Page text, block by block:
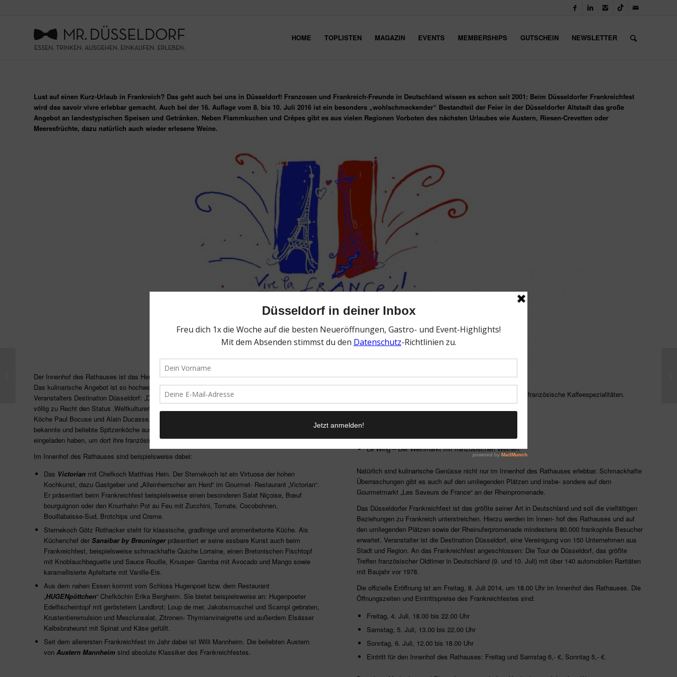
HOME TOPLISTEN MAGAZIN EVENTS MEMBERSHIPS GUTSCHEIN NEWSLETTER
Lust auf einen Kurz-Urlaub in Frankreich? Das geht auch bei uns in Düsseldorf! Franzosen und Frankreich-Freunde in Deutschland wissen es schon seit 2001: Beim Düsseldorfer Frankreichfest
wird das savoir vivre erlebbar gemacht. Auch bei der 16. Auflage vom 8. bis 10. Juli 2016 ist ein besonders „wohlschmeckender“ Bestandteil der Feier in der Düsseldorfer Altstadt das große
Angebot an landestypischen Speisen und Getränken. Neben Flammkuchen und Crêpes gibt es aus vielen Regionen Vorboten des nächsten Urlaubes wie Austern, Riesen-Crevetten oder
Meeresfrüchte, dazu natürlich auch wieder erlesene Weine.
Der Innenhof des Rathauses ist das Herz des Festes. Hier gibt es auch das Bühnenprogramm.
Das kulinarische Angebot ist so hochwertig wie noch nie. Boris Neisser aus dem Vorstand des
Veranstalters Destination Düsseldorf: „Die französische Küche hat von der UNESCO im Jahr 2010
völlig zu Recht den Status ‚Weltkulturerbe‘ erhalten. Das war damals eine Initiative der berühmten
Köche Paul Bocuse und Alain Ducasse. Dieses Weltkulturerbe wollen wir ehren, indem wir
bekannte und beliebte Spitzenköche aus der Region Düsseldorf in den Innenhof des Rathauses
eingeladen haben, um dort ihre französischen Spezialitäten zu präsentieren!“
Im Innenhof des Rathauses sind beispielsweise dabei:
Das Victorian mit Chefkoch Matthias Hein. Der Sternekoch ist ein Virtuose der hohen
Kochkunst, dazu Gastgeber und „Alleinherrscher am Herd“ im Gourmet- Restaurant „Victorian“.
Er präsentiert beim Frankreichfest beispielsweise einen besonderen Salat Niçoise, Bœuf
bourguignon oder den Knurrhahn Pot au Feu mit Zucchini, Tomate, Cocobohnen,
Bouillabaisse-Sud, Brotchips und Creme.
Sternekoch Götz Rothacker steht für klassische, gradlinige und aromenbetonte Küche. Als
Küchenchef der Sansibar by Breuningerpräsentiert er seine essbare Kunst auch beim
Frankreichfest, beispielsweise schmackhafte Quiche Lorraine, einen Bretonischen Fischtopf
mit Knoblauchbaguette und Sauce Rouille, Knusper- Gamba mit Avocado und Mango sowie
karamellisierte Apfeltarte mit Vanille-Eis.
Aus dem nahen Essen kommt vom Schloss Hugenpoet bzw. dem Restaurant
„HUGENpöttchen“ Chefköchin Erika Bergheim. Sie bietet beispielsweise an: Hugenpoeter
Edelfischeintopf mit geröstetem Landbrot; Loup de mer, Jakobsmuschel und Scampi gebraten,
Krustentieremulsion und Mesclunsalat, Zitronen- Thymianvinaigrette und außerdem Elsässer
Kalbsbratwurst mit Spinat und Käse gefüllt.
Seit dem allerersten Frankreichfest im Jahr dabei ist Willi Mannheim. Die beliebten Austern
von Austern Mannheim sind absolute Klassiker des Frankreichfestes.
Außerdem im Innenhof des Rathauses:
Stockheims „Le Petit Café“ mit Patisserie. Waffeln und französische Kaffeespezialitäten.
Le Wing – Der Weinmarkt mit französischen Weinen.
Natürlich sind kulinarische Genüsse nicht nur im Innenhof des Rathauses erlebbar. Schmackhafte
Überraschungen gibt es auch auf den umliegenden Plätzen und insbe- sondere auf dem
Gourmetmarkt „Les Saveurs de France“ an der Rheinpromenade.
Das Düsseldorfer Frankreichfest ist das größte seiner Art in Deutschland und soll die vielfältigen
Beziehungen zu Frankreich unterstreichen. Hierzu werden im Innen- hof des Rathauses und auf
den umliegenden Plätzen sowie der Rheinuferpromenade mindestens 80.000 frankophile Besucher
erwartet. Veranstalter ist die Destination Düsseldorf, eine Vereinigung von 150 Unternehmen aus
Stadt und Region. An das Frankreichfest angeschlossen: Die Tour de Düsseldorf, das größte
Treffen französischer Oldtimer in Deutschland (9. und 10. Juli) mit über 140 automobilen Raritäten
mit Baujahr vor 1978.
Die offizielle Eröffnung ist am Freitag, 8. Juli 2014, um 18.00 Uhr im Innenhof des Rathauses. Die
Öffnungszeiten und Eintrittspreise des Frankreichfestes sind:
Freitag, 4. Juli, 18.00 bis 22.00 Uhr
Samstag, 5. Juli, 13.00 bis 22.00 Uhr
Sonntag, 6. Juli, 12.00 bis 18.00 Uhr
Eintritt für den Innenhof des Rathauses: Freitag und Samstag 6,- €, Sonntag 5,- €.
Yelp Coffee Week